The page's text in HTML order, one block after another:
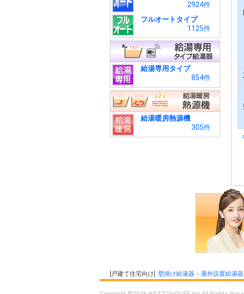
2924件
フルオートタイプ
1125件
給湯専用タイプ
854件
給湯暖房熱源機
305件
戸建て住宅向け 壁掛け給湯器 屋外設置給湯器